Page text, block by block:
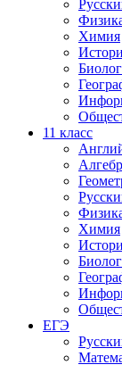
Химия
11 класс
Химия
ЕГЭ